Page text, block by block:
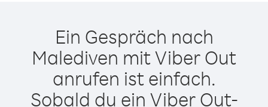
Ein Gespräch nach
Malediven mit Viber Out
anrufen ist einfach.
Sobald du ein Viber Out-